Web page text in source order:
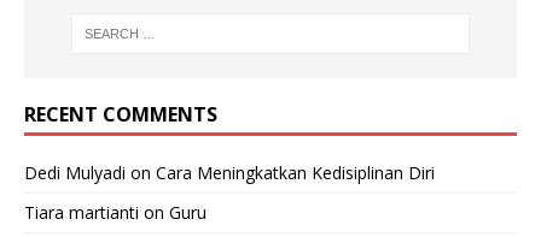
RECENT COMMENTS
Dedi Mulyadi on Cara Meningkatkan Kedisiplinan Diri
Tiara martianti on Guru